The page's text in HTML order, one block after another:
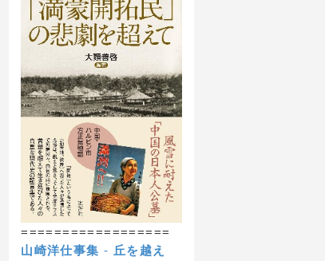
==================
山崎洋仕事集 - 丘を越え